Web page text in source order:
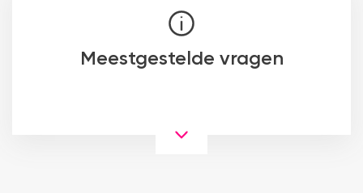
Meestgestelde vragen